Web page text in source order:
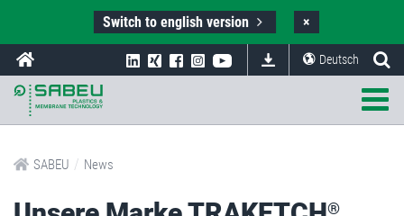
Switch to english version ×
Deutsch
SABEU / News
®